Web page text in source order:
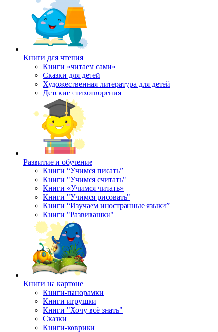
Книги для чтения
Книги «читаем сами»
Сказки для детей
Художественная литература для детей
Детские стихотворения
Развитие и обучение
Книги “Учимся писать”
Книги "Учимся считать"
Книги «Учимся читать»
Книги "Учимся рисовать"
Книги “Изучаем иностранные языки”
Книги "Развивашки"
Книги на картоне
Книги-панорамки
Книги игрушки
Книги "Хочу всё знать"
Сказки
Книги-коврики